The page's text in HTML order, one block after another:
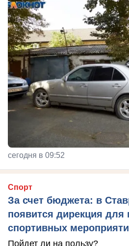
сегодня в 09:52
Спорт
За счет бюджета: в
появится дирекция для
спортивных
Пойдет ли на пользу?